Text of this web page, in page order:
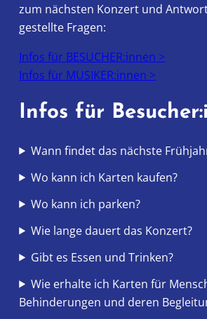
zum nächsten Konzert und
gestellte Fragen:
Infos für BESUCHER:innen >
Infos für MUSIKER:innen >
Infos für
Wann findet das nächste
Wo kann ich Karten kaufen?
Wo kann ich parken?
Wie lange dauert das Konzert?
Gibt es Essen und Trinken?
Wie erhalte ich Karten für
Behinderungen und deren